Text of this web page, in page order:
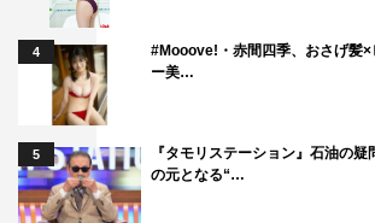
4
#Mooove!・赤間四季、おさげ髪
ー美…
5
『タモリステーション』石油の
の元となる“…